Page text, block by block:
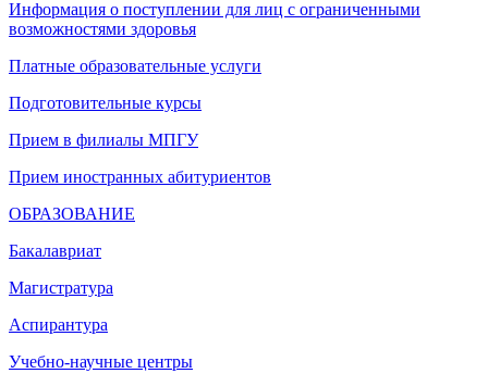
Информация о поступлении для лиц с ограниченными
возможностями здоровья
Платные образовательные услуги
Подготовительные курсы
Прием в филиалы МПГУ
Прием иностранных абитуриентов
ОБРАЗОВАНИЕ
Бакалавриат
Магистратура
Аспирантура
Учебно-научные центры